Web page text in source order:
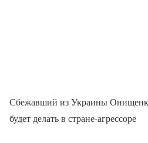
Сбежавший из Украины
будет делать в стране-агрессоре